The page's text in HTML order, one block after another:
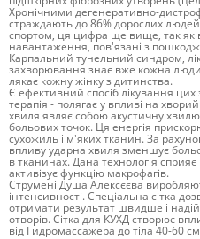
Хронічними дегенеративно-
страждають до 86% дорослих
спортом, ця цифра ще вище, так як
навантаження, пов'язані з
Карпальний тунельний синдром,
захворювання знає вже кожна
лякає кожну жінку з дитинства.
Є ефективний спосіб лікування
терапія - полягає у впливі на
хвиля являє собою акустичну
больових точок. Ця енергія
сухожиль і м'яких тканин.За
впливу ударна хвиля зменшує
в тканинах.Дана технологія
активізує функцію макрофагів.
Струмені Душа Алексєєва
інтенсивності.Спеціальна сітка
отримати результат швидше і
отворів.Сітка для КУХД створює
від Гидромассажера до тіла 40-60